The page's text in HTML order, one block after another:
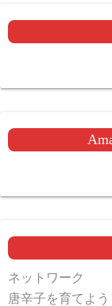
ネットワーク
唐辛子を育てよう